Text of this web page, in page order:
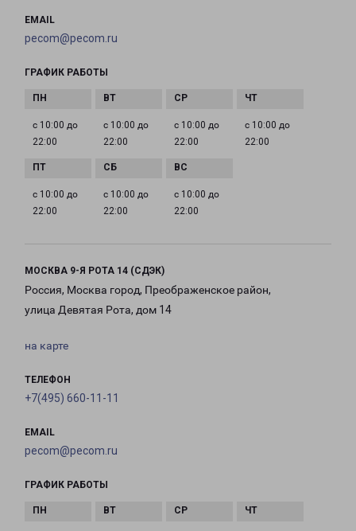
EMAIL
pecom@pecom.ru
ГРАФИК РАБОТЫ
с 10:00 до
22:00
с 10:00 до
22:00
с 10:00 до
22:00
с 10:00 до
22:00
с 10:00 до
22:00
с 10:00 до
22:00
с 10:00 до
22:00
МОСКВА 9-Я РОТА 14 (СДЭК)
Россия, Москва город, Преображенское район,
улица Девятая Рота, дом 14
на карте
ТЕЛЕФОН
+7(495) 660-11-11
EMAIL
pecom@pecom.ru
ГРАФИК РАБОТЫ